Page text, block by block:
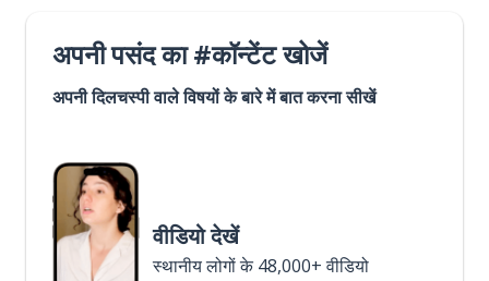
अपनी पसंद का #कॉन्टेंट खोजें
अपनी दिलचस्पी वाले विषयों के बारे में बात करना सीखें
वीडियो देखें
स्थानीय लोगों के 48,000+ वीडियो